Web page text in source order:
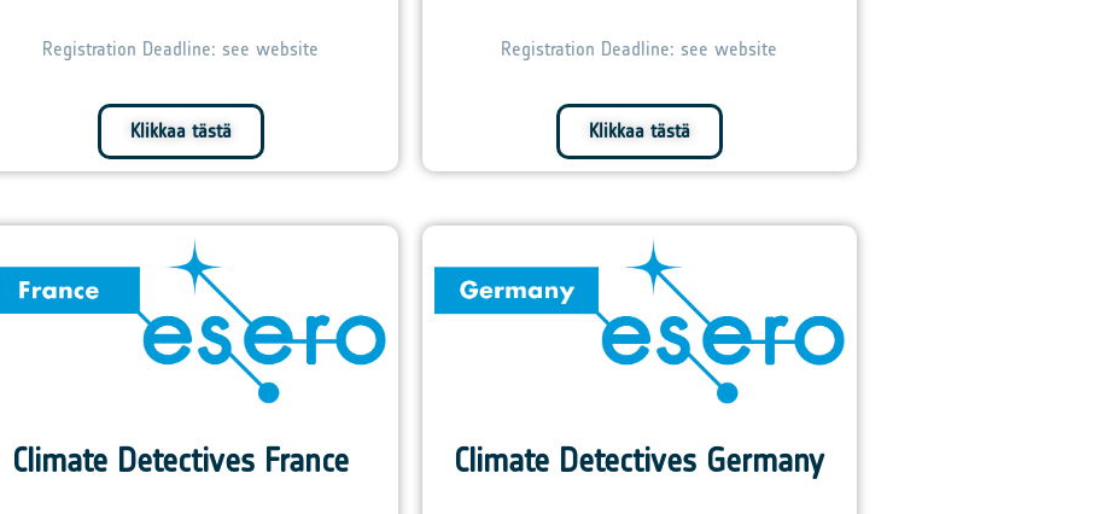
Registration Deadline: see website
Klikkaa tästä
Registration Deadline: see website
Klikkaa tästä
Climate Detectives France Climate Detectives Germany